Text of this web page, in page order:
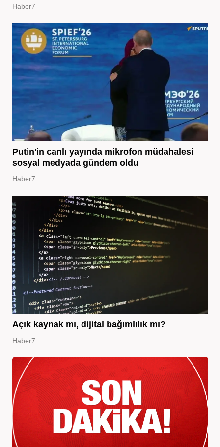
Haber7
Putin'in canlı yayında mikrofon müdahalesi
sosyal medyada gündem oldu
Haber7
Açık kaynak mı, dijital bağımlılık mı?
Haber7